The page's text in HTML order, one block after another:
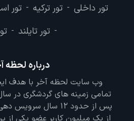
تور داخلی - تور ترکیه - تور
- تور تایلند -
درباره لحظه
وب سایت لحظه آخر با هدف
پس از حدود 12 سال